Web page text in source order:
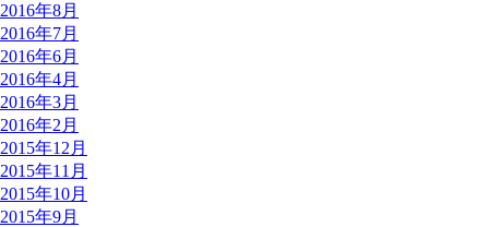
2016年8月
2016年7月
2016年6月
2016年4月
2016年3月
2016年2月
2015年12月
2015年11月
2015年10月
2015年9月